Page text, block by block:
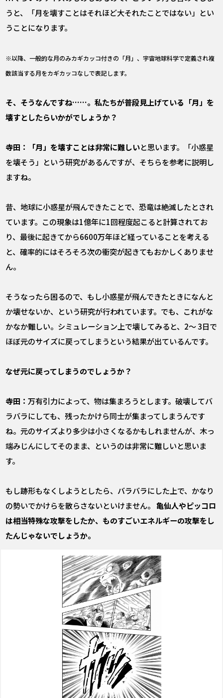
うと、「月を壊すことはそれほど大それたことではない」とい
うことになります。
※以降、一般的な月のみカギカッコ付きの「月」、宇宙地球科学で定義され複
数該当する月をカギカッコなしで表記します。
――そ、そうなんですね……。私たちが普段見上げている「月」を
壊すとしたらいかがでしょうか？
寺田：「月」を壊すことは非常に難しいと思います。「小惑星
を壊そう」という研究があるんですが、そちらを参考に説明し
ますね。
昔、地球に小惑星が飛んできたことで、恐竜は絶滅したとされ
ています。この現象は1億年に1回程度起こると計算されてお
り、最後に起きてから6600万年ほど経っていることを考える
と、確率的にはそろそろ次の衝突が起きてもおかしくありませ
ん。
そうなったら困るので、もし小惑星が飛んできたときになんと
か壊せないか、という研究が行われています。でも、これがな
かなか難しい。シミュレーション上で壊してみると、2〜 3日で
ほぼ元のサイズに戻ってしまうという結果が出ているんです。
――なぜ元に戻ってしまうのでしょうか？
寺田：万有引力によって、物は集まろうとします。破壊してバ
ラバラにしても、残ったかけら同士が集まってしまうんです
ね。元のサイズより多少は小さくなるかもしれませんが、木っ
端みじんにしてそのまま、というのは非常に難しいと思いま
す。
もし跡形もなくしようとしたら、バラバラにした上で、かなり
の勢いでかけらを散らさないといけません。亀仙人やピッコロ
は相当特殊な攻撃をしたか、ものすごいエネルギーの攻撃をし
たんじゃないでしょうか。